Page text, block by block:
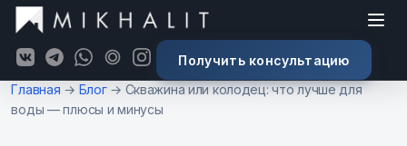
К основному содержимому
Получить консультацию
Главная → Блог→ Скважина или колодец: что лучше для
воды — плюсы и минусы